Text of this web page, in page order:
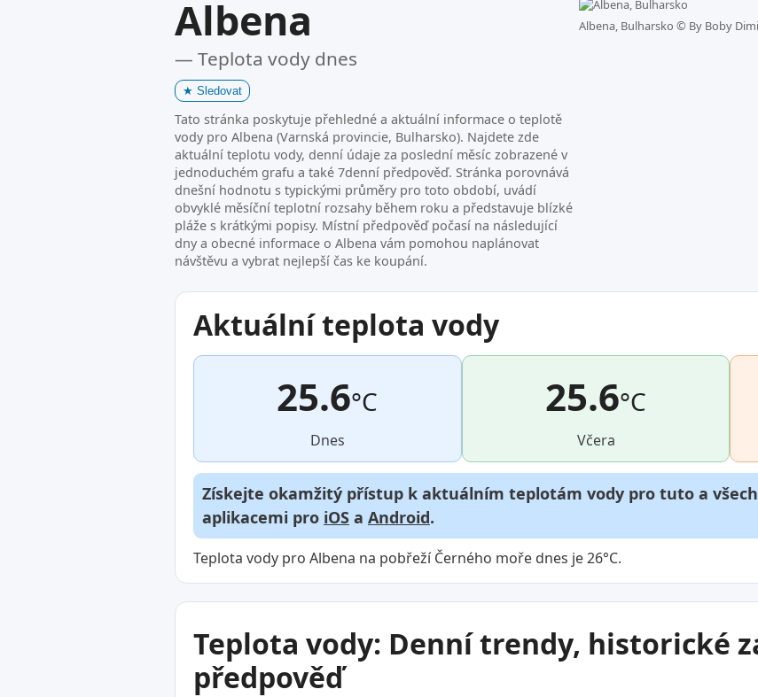
Albena
— Teplota vody dnes
★ Sledovat
Tato stránka poskytuje přehledné a aktuální informace o teplotě
vody pro Albena (Varnská provincie, Bulharsko). Najdete zde
aktuální teplotu vody, denní údaje za poslední měsíc zobrazené v
jednoduchém grafu a také 7denní předpověď. Stránka porovnává
dnešní hodnotu s typickými průměry pro toto období, uvádí
obvyklé měsíční teplotní rozsahy během roku a představuje blízké
pláže s krátkými popisy. Místní předpověď počasí na následující
dny a obecné informace o Albena vám pomohou naplánovat
návštěvu a vybrat nejlepší čas ke koupání.
Albena, Bulharsko © By Boby
Aktuální teplota vody
25.6°C
Dnes
25.6°C
Včera
Získejte okamžitý přístup k aktuálním teplotám vody pro tuto a
aplikacemi pro iOS a Android.
Teplota vody pro Albena na pobřeží Černého moře dnes je 26°C.
Teplota vody: Denní trendy, historické
předpověď